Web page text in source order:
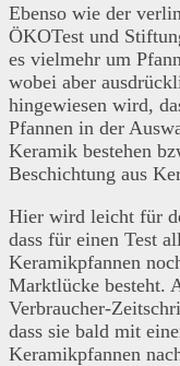
Ebenso wie der
ÖKOTest und
es vielmehr um
wobei aber
hingewiesen wird,
Pfannen in der
Keramik bestehen
Beschichtung aus
Hier wird leicht für
dass für einen Test
Keramikpfannen
Marktlücke besteht.
Verbraucher-
dass sie bald mit
Keramikpfannen